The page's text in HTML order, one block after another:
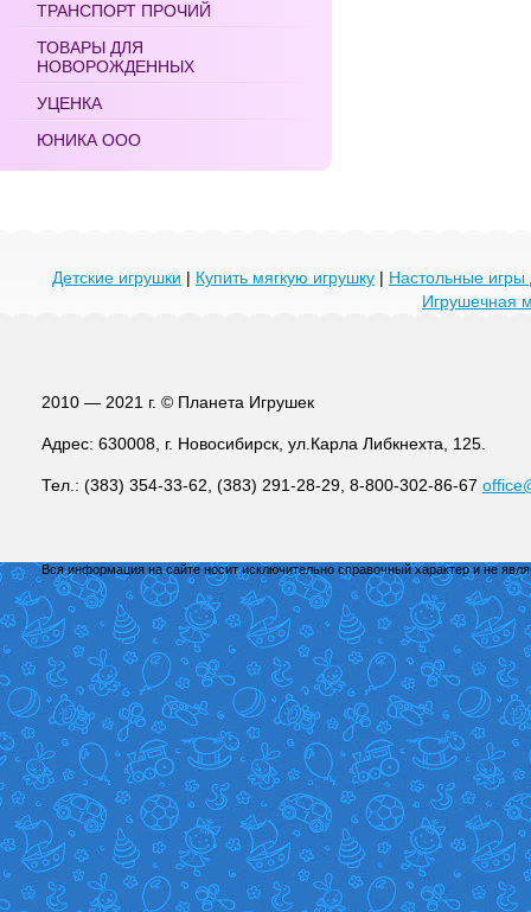
ТРАНСПОРТ ПРОЧИЙ
ТОВАРЫ ДЛЯ
НОВОРОЖДЕННЫХ
УЦЕНКА
ЮНИКА ООО
Детские игрушки | Купить мягкую игрушку | Настольные игры
Игрушечная
2010 — 2021 г. © Планета Игрушек
Адрес: 630008, г. Новосибирск, ул.Карла Либкнехта, 125.
Тел.: (383) 354-33-62, (383) 291-28-29, 8-800-302-86-67
Вся информация на сайте носит исключительно справочный характер и не